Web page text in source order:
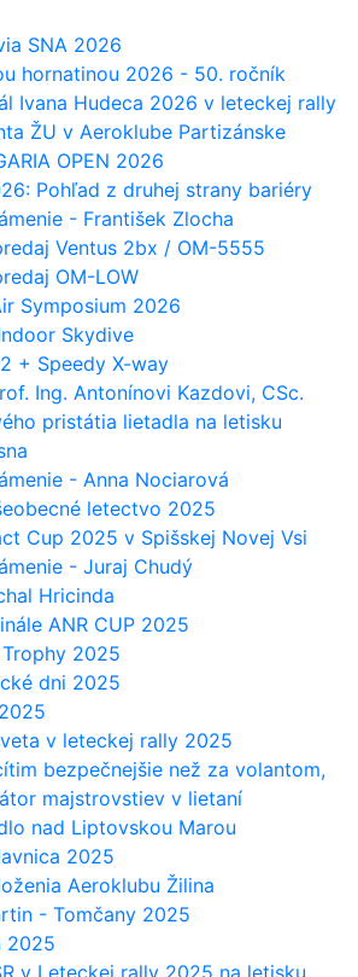
SNA 2026
hornatinou 2026 - 50. ročník
Ivana Hudeca 2026 v leteckej rally
ŽU v Aeroklube Partizánske
OPEN 2026
Pohľad z druhej strany bariéry
- František Zlocha
Ventus 2bx / OM-5555
OM-LOW
Symposium 2026
Skydive
+ Speedy X-way
Ing. Antonínovi Kazdovi, CSc.
pristátia lietadla na letisku
- Anna Nociarová
letectvo 2025
Cup 2025 v Spišskej Novej Vsi
- Juraj Chudý
Hricinda
ANR CUP 2025
2025
dni 2025
v leteckej rally 2025
bezpečnejšie než za volantom,
majstrovstiev v lietaní
nad Liptovskou Marou
2025
Aeroklubu Žilina
- Tomčany 2025
2025
v Leteckej rally 2025 na letisku